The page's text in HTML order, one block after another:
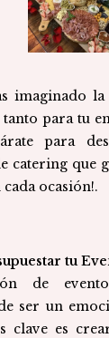
imaginado
tanto para tu
para
catering que
ocasión!.
tu
de
ser un
clave es